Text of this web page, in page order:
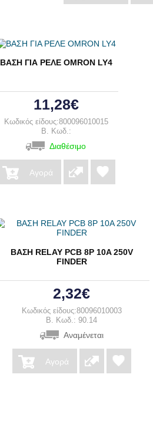
ΒΑΣΗ ΓΙΑ ΡΕΛΕ OMRON LY4
11,28€
Κωδικός είδους:800096010015
B. Κωδ.:
Διαθέσιμο
Αγορά
ΒΑΣΗ RELAY PCB 8Ρ 10A 250V
FINDER
2,32€
Κωδικός είδους:80096010003
B. Κωδ.: 90.14
Αναμένεται
Αγορά